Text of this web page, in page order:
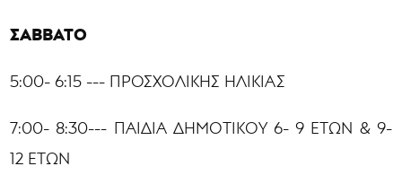
ΣΑΒΒΑΤΟ
5:00- 6:15 --- ΠΡΟΣΧΟΛΙΚΗΣ ΗΛΙΚΙΑΣ
7:00- 8:30--- ΠΑΙΔΙΑ ΔΗΜΟΤΙΚΟΥ 6- 9 ΕΤΩΝ & 9-
12 ΕΤΩΝ